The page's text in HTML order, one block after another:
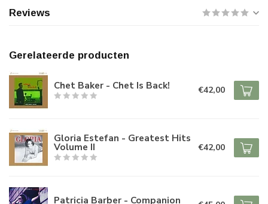
Reviews
Gerelateerde producten
Chet Baker - Chet Is Back! €42,00
Gloria Estefan - Greatest Hits
Volume II €42,00
Patricia Barber - Companion